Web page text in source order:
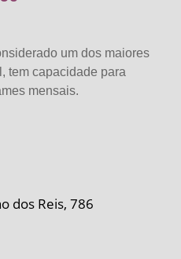
um dos maiores
tem capacidade para
mensais.
dos Reis, 786